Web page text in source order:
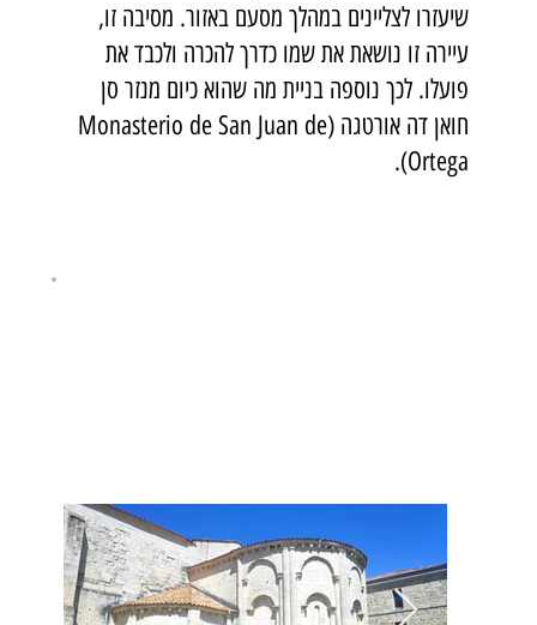
שיעזרו לצליינים במהלך מסעם באזור. מסיבה זו,
עיירה זו נושאת את שמו כדרך להכרה ולכבד את
פועלו. לכך נוספה בניית מה שהוא כיום מנזר סן
חואן דה אורטגה (Monasterio de San Juan de
Ortega).